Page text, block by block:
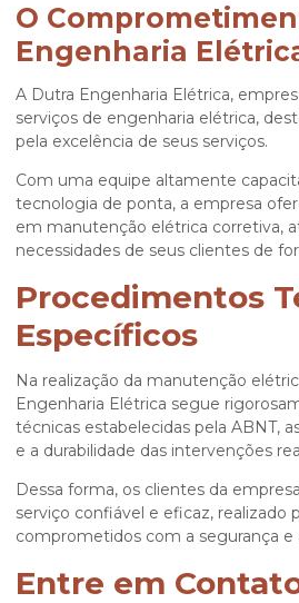
O
Engenharia
A Dutra Engenharia Elétrica,
serviços de engenharia elétrica,
pela excelência de seus serviços.
Com uma equipe altamente
tecnologia de ponta, a empresa
em manutenção elétrica corretiva,
necessidades de seus clientes de
Procedimentos
Específicos
Na realização da manutenção
Engenharia Elétrica segue
técnicas estabelecidas pela ABNT,
e a durabilidade das intervenções
Dessa forma, os clientes da
serviço confiável e eficaz, realizado
comprometidos com a segurança e
Entre em